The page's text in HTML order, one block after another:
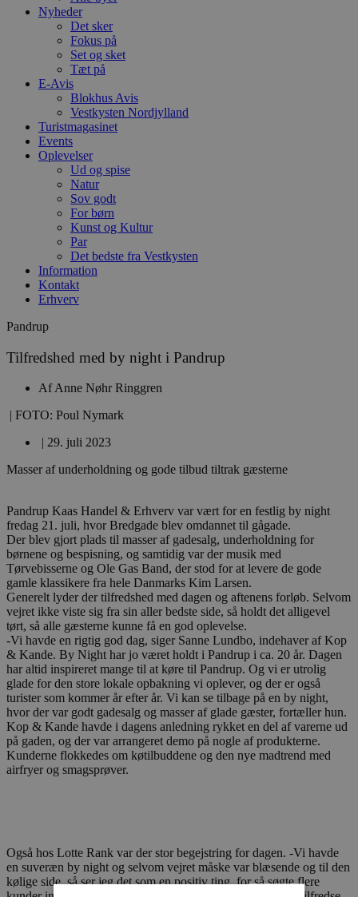
Nyheder
Det sker
Fokus på
Set og sket
Tæt på
E-Avis
Blokhus Avis
Vestkysten Nordjylland
Turistmagasinet
Events
Oplevelser
Ud og spise
Natur
Sov godt
For børn
Kunst og Kultur
Par
Det bedste fra Vestkysten
Information
Kontakt
Erhverv
Pandrup
Tilfredshed med by night i Pandrup
AfAnne Nøhr Ringgren
| FOTO: Poul Nymark
| 29. juli 2023
Masser af underholdning og gode tilbud tiltrak gæsterne
Pandrup Kaas Handel & Erhverv var vært for en festlig by night
fredag 21. juli, hvor Bredgade blev omdannet til gågade.
Der blev gjort plads til masser af gadesalg, underholdning for
børnene og bespisning, og samtidig var der musik med
Tørvebisserne og Ole Gas Band, der stod for at levere de gode
gamle klassikere fra hele Danmarks Kim Larsen.
Generelt lyder der tilfredshed med dagen og aftenens forløb. Selvom
vejret ikke viste sig fra sin aller bedste side, så holdt det alligevel
tørt, så alle gæsterne kunne få en god oplevelse.
-Vi havde en rigtig god dag, siger Sanne Lundbo, indehaver af Kop
& Kande. By Night har jo været holdt i Pandrup i ca. 20 år. Dagen
har altid inspireret mange til at køre til Pandrup. Og vi er utrolig
glade for den store lokale opbakning vi oplever, og der er også
turister som kommer år efter år. Vi kan se tilbage på en by night,
hvor der var godt gadesalg og masser af glade gæster, fortæller hun.
Kop & Kande havde i dagens anledning rykket en del af varerne ud
på gaden, og der var arrangeret demo på nogle af produkterne.
Kunderne flokkedes om køtilbuddene og den nye madtrend med
airfryer og smagsprøver.
Også hos Lotte Rank var der stor begejstring for dagen. -Vi havde
en suveræn by night og selvom vejret måske var blæsende og til den
kølige side, så ser jeg det som en positiv ting, for så søgte flere